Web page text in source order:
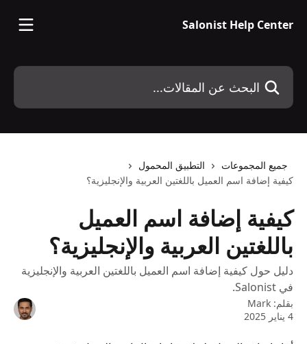
Salonist Help Center
البحث عن المقالات...
جميع المجموعات
التطبيق المحمول
كيفية إضافة اسم العميل باللغتين العربية والإنجليزية؟
كيفية إضافة اسم العميل
باللغتين العربية والإنجليزية؟
دليل حول كيفية إضافة اسم العميل باللغتين العربية والإنجليزية
في Salonist.
بقلم: Mark
4 يناير 2025